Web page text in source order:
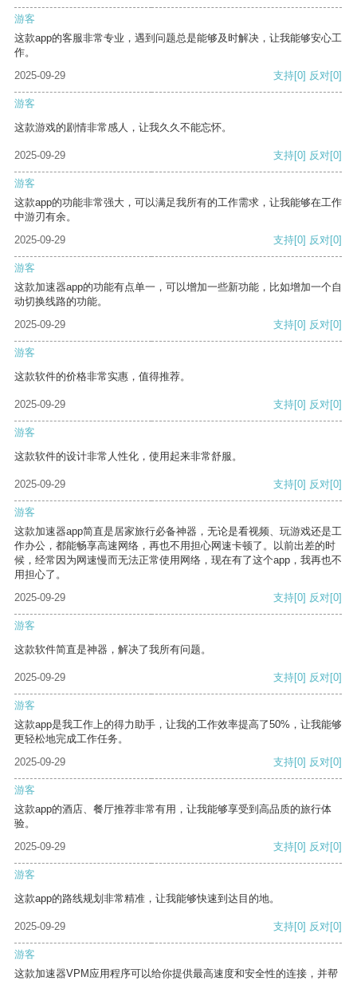
游客
这款app的客服非常专业，遇到问题总是能够及时解决，让我能够安心工
作。
2025-09-29
支持[0] 反对[0]
游客
这款游戏的剧情非常感人，让我久久不能忘怀。
2025-09-29 支持[0] 反对[0]
游客
这款app的功能非常强大，可以满足我所有的工作需求，让我能够在工作
中游刃有余。
2025-09-29
支持[0] 反对[0]
游客
这款加速器app的功能有点单一，可以增加一些新功能，比如增加一个自
动切换线路的功能。
2025-09-29
支持[0] 反对[0]
游客
这款软件的价格非常实惠，值得推荐。
2025-09-29 支持[0] 反对[0]
游客
这款软件的设计非常人性化，使用起来非常舒服。
2025-09-29 支持[0] 反对[0]
游客
这款加速器app简直是居家旅行必备神器，无论是看视频、玩游戏还是工
作办公，都能畅享高速网络，再也不用担心网速卡顿了。以前出差的时
候，经常因为网速慢而无法正常使用网络，现在有了这个app，我再也不
用担心了。
2025-09-29
支持[0] 反对[0]
游客
这款软件简直是神器，解决了我所有问题。
2025-09-29 支持[0] 反对[0]
游客
这款app是我工作上的得力助手，让我的工作效率提高了50%，让我能够
更轻松地完成工作任务。
2025-09-29
支持[0] 反对[0]
游客
这款app的酒店、餐厅推荐非常有用，让我能够享受到高品质的旅行体
验。
2025-09-29
支持[0] 反对[0]
游客
这款app的路线规划非常精准，让我能够快速到达目的地。
2025-09-29 支持[0] 反对[0]
游客
这款加速器VPM应用程序可以给你提供最高速度和安全性的连接，并帮